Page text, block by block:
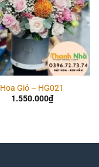
Hoa Giỏ – HG021
1.550.000₫